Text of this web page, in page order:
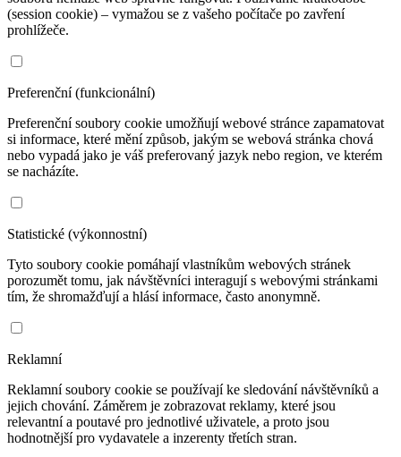
(session cookie) – vymažou se z vašeho počítače po zavření
prohlížeče.
Preferenční (funkcionální)
Preferenční soubory cookie umožňují webové stránce zapamatovat
si informace, které mění způsob, jakým se webová stránka chová
nebo vypadá jako je váš preferovaný jazyk nebo region, ve kterém
se nacházíte.
Statistické (výkonnostní)
Tyto soubory cookie pomáhají vlastníkům webových stránek
porozumět tomu, jak návštěvníci interagují s webovými stránkami
tím, že shromažďují a hlásí informace, často anonymně.
Reklamní
Reklamní soubory cookie se používají ke sledování návštěvníků a
jejich chování. Záměrem je zobrazovat reklamy, které jsou
relevantní a poutavé pro jednotlivé uživatele, a proto jsou
hodnotnější pro vydavatele a inzerenty třetích stran.